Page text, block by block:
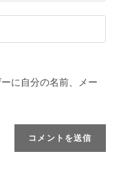
に自分の名前、メー